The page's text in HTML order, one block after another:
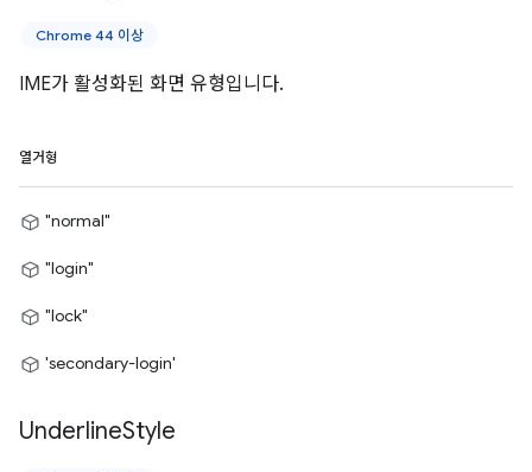
Chrome 44 이상
IME가 활성화된 화면 유형입니다.
열거형
"normal"
"login"
"lock"
'secondary-login'
UnderlineStyle